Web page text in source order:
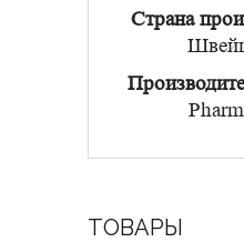
ТОВАРЫ
Страна